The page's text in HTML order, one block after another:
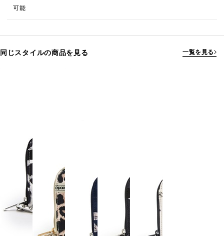
可能
同じスタイルの商品を見る 一覧を見る